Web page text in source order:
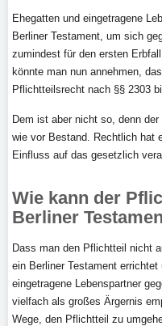
Ehegatten und eingetragene
Berliner Testament, um sich
zumindest für den ersten
könnte man nun annehmen,
Pflichtteilsrecht nach §§ 2303
Dem ist aber nicht so, denn der
wie vor Bestand. Rechtlich hat
Einfluss auf das gesetzlich
Wie kann der
Berliner
Dass man den Pflichtteil nicht
ein Berliner Testament
eingetragene Lebenspartner
vielfach als großes Ärgernis
Wege, den Pflichtteil zu